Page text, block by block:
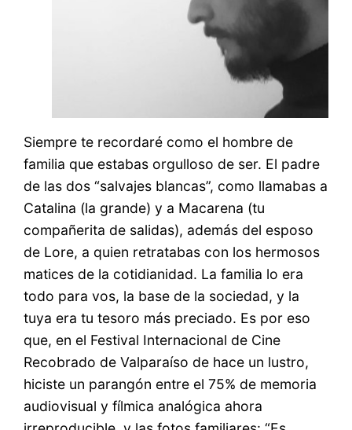
Siempre te recordaré como el hombre de
familia que estabas orgulloso de ser. El padre
de las dos “salvajes blancas”, como llamabas a
Catalina (la grande) y a Macarena (tu
compañerita de salidas), además del esposo
de Lore, a quien retratabas con los hermosos
matices de la cotidianidad. La familia lo era
todo para vos, la base de la sociedad, y la
tuya era tu tesoro más preciado. Es por eso
que, en el Festival Internacional de Cine
Recobrado de Valparaíso de hace un lustro,
hiciste un parangón entre el 75% de memoria
audiovisual y fílmica analógica ahora